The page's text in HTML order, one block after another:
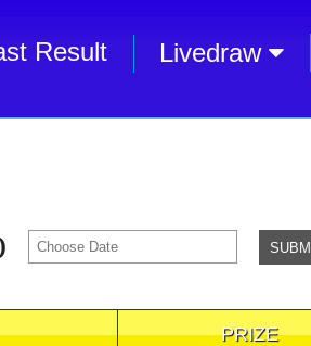
Result Livedraw
PRIZE